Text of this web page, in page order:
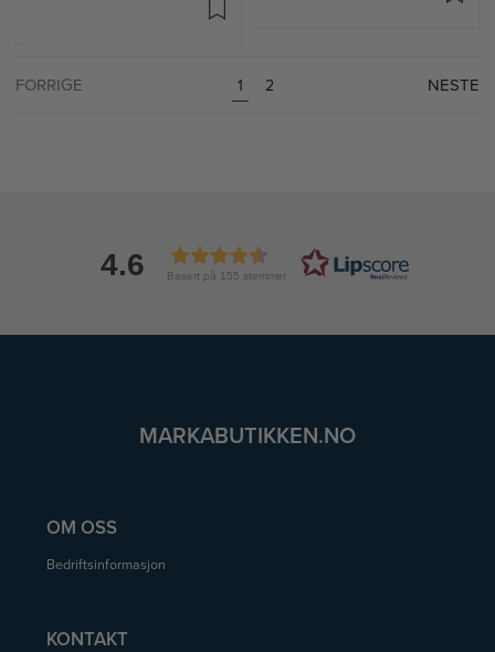
FORRIGE 1 2 NESTE
4.6 Basert på 155 stemmer
MARKABUTIKKEN.NO
OM OSS
Bedriftsinformasjon
KONTAKT